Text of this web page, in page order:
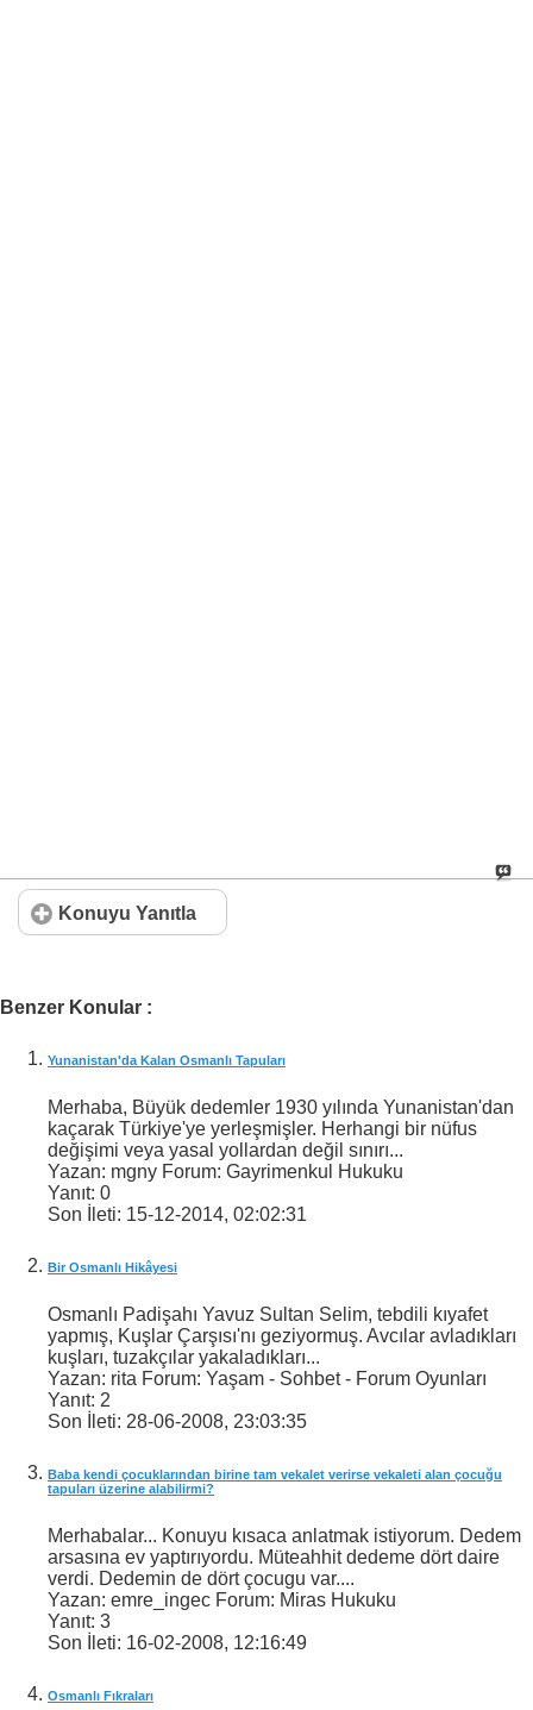
Konuyu Yanıtla
Benzer Konular :
Yunanistan'da Kalan Osmanlı Tapuları
Merhaba, Büyük dedemler 1930 yılında Yunanistan'dan
kaçarak Türkiye'ye yerleşmişler. Herhangi bir nüfus
değişimi veya yasal yollardan değil sınırı...
Yazan: mgny Forum: Gayrimenkul Hukuku
Yanıt: 0
Son İleti: 15-12-2014, 02:02:31
Bir Osmanlı Hikâyesi
Osmanlı Padişahı Yavuz Sultan Selim, tebdili kıyafet
yapmış, Kuşlar Çarşısı'nı geziyormuş. Avcılar avladıkları
kuşları, tuzakçılar yakaladıkları...
Yazan: rita Forum: Yaşam - Sohbet - Forum Oyunları
Yanıt: 2
Son İleti: 28-06-2008, 23:03:35
Baba kendi çocuklarından birine tam vekalet verirse vekaleti alan çocuğu
tapuları üzerine alabilirmi?
Merhabalar... Konuyu kısaca anlatmak istiyorum. Dedem
arsasına ev yaptırıyordu. Müteahhit dedeme dört daire
verdi. Dedemin de dört çocugu var....
Yazan: emre_ingec Forum: Miras Hukuku
Yanıt: 3
Son İleti: 16-02-2008, 12:16:49
Osmanlı Fıkraları